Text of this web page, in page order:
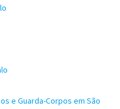
e Guarda-Corpos em São